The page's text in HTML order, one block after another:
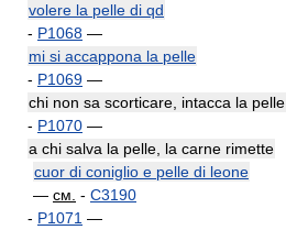
volere la pelle di qd
- P1068 —
mi si accappona la pelle
- P1069 —
chi non sa scorticare, intacca la pelle
- P1070 —
a chi salva la pelle, la carne rimette
cuor di coniglio e pelle di leone
— см. - C3190
- P1071 —